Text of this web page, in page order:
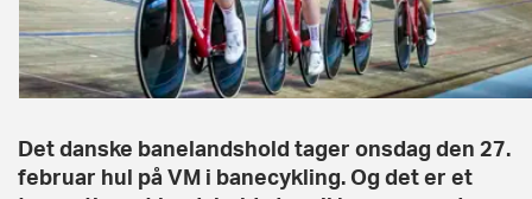
Det danske banelandshold tager onsdag den 27.
februar hul på VM i banecykling. Og det er et